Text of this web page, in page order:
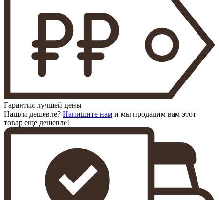
Гарантия лучшей цены
Нашли дешевле? Напишите нам и мы продадим вам этот
товар еще дешевле!